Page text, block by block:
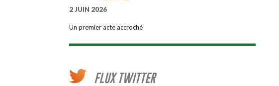
2 JUIN 2026
Un premier acte accroché
FLUX TWITTER